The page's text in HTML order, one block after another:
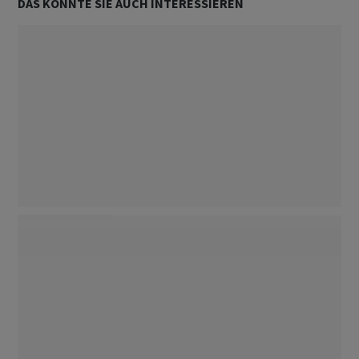
DAS KÖNNTE SIE AUCH INTERESSIEREN